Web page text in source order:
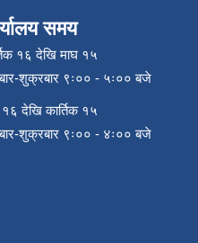
समय
१६ देखि माघ १५
शुक्रबार ९ः०० - ५ः०० बजे
१६ देखि कार्तिक १५
शुक्रबार ९ः०० - ४ः०० बजे